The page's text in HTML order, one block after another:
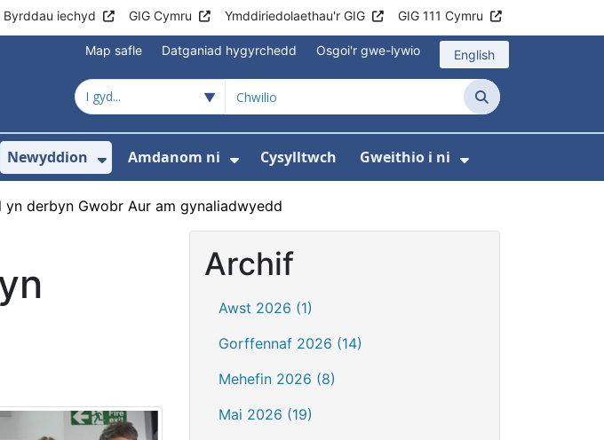
Byrddau iechyd GIG Cymru Ymddiriedolaethau'r GIG GIG 111 Cymru
Map safle Datganiad hygyrchedd Osgoi'r gwe-lywio English
Chwilio
iechyd ar gyfer Gwybodaeth i gleifion
isddewislen ar gyfer Digidol
Newyddion
Dangos isddewislen ar gyfer Newyddion
Amdanom ni
Dangos isddewislen ar gyfer Amdanom ni
Cysylltwch Gweithio i ni
Dangos
derbyn Gwobr Aur am gynaliadwyedd
Archif
Awst 2026 (1)
Gorffennaf 2026 (14)
Mehefin 2026 (8)
Mai 2026 (19)